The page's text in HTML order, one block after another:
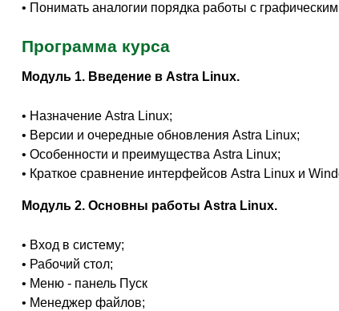
• Понимать аналогии порядка работы с
Программа курса
Модуль 1. Введение в Astra Linux.
• Назначение Astra Linux;
• Версии и очередные обновления Astra Linux;
• Особенности и преимущества Astra Linux;
• Краткое сравнение интерфейсов Astra Linux и
Модуль 2. Основны работы Astra Linux.
• Вход в систему;
• Рабочий стол;
• Меню - панель Пуск
• Менеджер файлов;